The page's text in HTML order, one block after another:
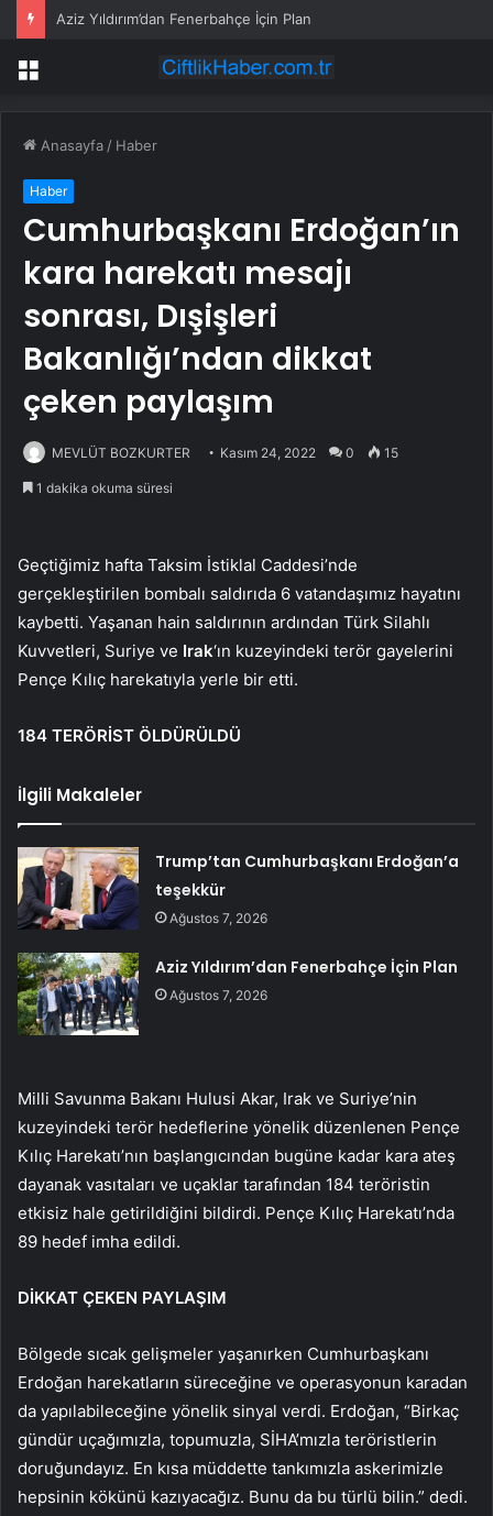
Aziz Yıldırım’dan Fenerbahçe İçin Plan
Menü
Anasayfa / Haber
Haber
Cumhurbaşkanı Erdoğan’ın
kara harekatı mesajı
sonrası, Dışişleri
Bakanlığı’ndan dikkat
çeken paylaşım
MEVLÜT BOZKURTER Kasım 24, 2022 0 15
1 dakika okuma süresi
Geçtiğimiz hafta Taksim İstiklal Caddesi’nde
gerçekleştirilen bombalı saldırıda 6 vatandaşımız hayatını
kaybetti. Yaşanan hain saldırının ardından Türk Silahlı
Kuvvetleri, Suriye ve Irak‘ın kuzeyindeki terör gayelerini
Pençe Kılıç harekatıyla yerle bir etti.
184 TERÖRİST ÖLDÜRÜLDÜ
İlgili Makaleler
Trump’tan Cumhurbaşkanı Erdoğan’a
teşekkür
Ağustos 7, 2026
Aziz Yıldırım’dan Fenerbahçe İçin Plan
Ağustos 7, 2026
Milli Savunma Bakanı Hulusi Akar, Irak ve Suriye’nin
kuzeyindeki terör hedeflerine yönelik düzenlenen Pençe
Kılıç Harekatı’nın başlangıcından bugüne kadar kara ateş
dayanak vasıtaları ve uçaklar tarafından 184 teröristin
etkisiz hale getirildiğini bildirdi. Pençe Kılıç Harekatı’nda
89 hedef imha edildi.
DİKKAT ÇEKEN PAYLAŞIM
Bölgede sıcak gelişmeler yaşanırken Cumhurbaşkanı
Erdoğan harekatların süreceğine ve operasyonun karadan
da yapılabileceğine yönelik sinyal verdi. Erdoğan, “Birkaç
gündür uçağımızla, topumuzla, SİHA’mızla teröristlerin
doruğundayız. En kısa müddette tankımızla askerimizle
hepsinin kökünü kazıyacağız. Bunu da bu türlü bilin.” dedi.